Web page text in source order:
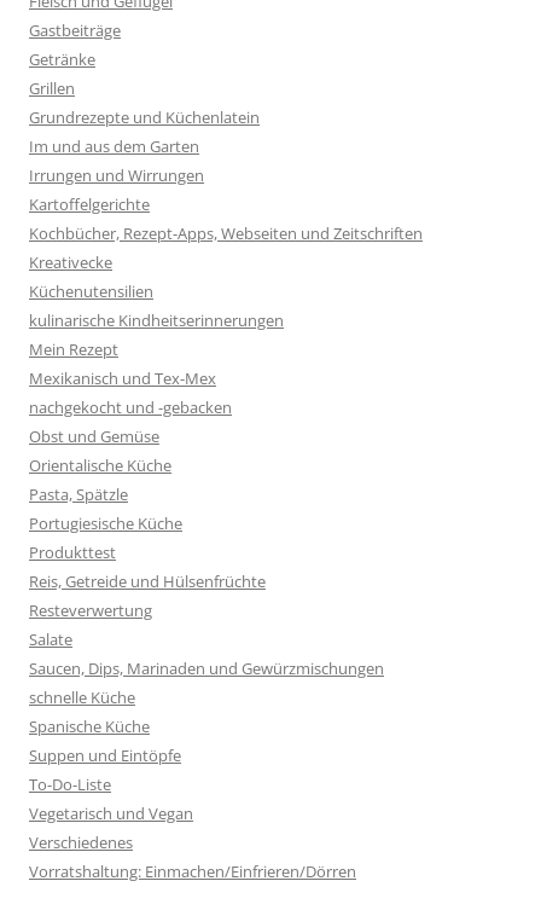
Gastbeiträge
Getränke
Grillen
Grundrezepte und Küchenlatein
Im und aus dem Garten
Irrungen und Wirrungen
Kartoffelgerichte
Kochbücher, Rezept-Apps, Webseiten und Zeitschriften
Kreativecke
Küchenutensilien
kulinarische Kindheitserinnerungen
Mein Rezept
Mexikanisch und Tex-Mex
nachgekocht und -gebacken
Obst und Gemüse
Orientalische Küche
Pasta, Spätzle
Portugiesische Küche
Produkttest
Reis, Getreide und Hülsenfrüchte
Resteverwertung
Salate
Saucen, Dips, Marinaden und Gewürzmischungen
schnelle Küche
Spanische Küche
Suppen und Eintöpfe
To-Do-Liste
Vegetarisch und Vegan
Verschiedenes
Vorratshaltung: Einmachen/Einfrieren/Dörren